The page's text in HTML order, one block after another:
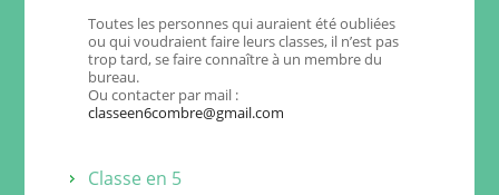
Toutes les personnes qui auraient été oubliées
ou qui voudraient faire leurs classes, il n’est pas
trop tard, se faire connaître à un membre du
bureau.
Ou contacter par mail :
classeen6combre@gmail.com
Classe en 5